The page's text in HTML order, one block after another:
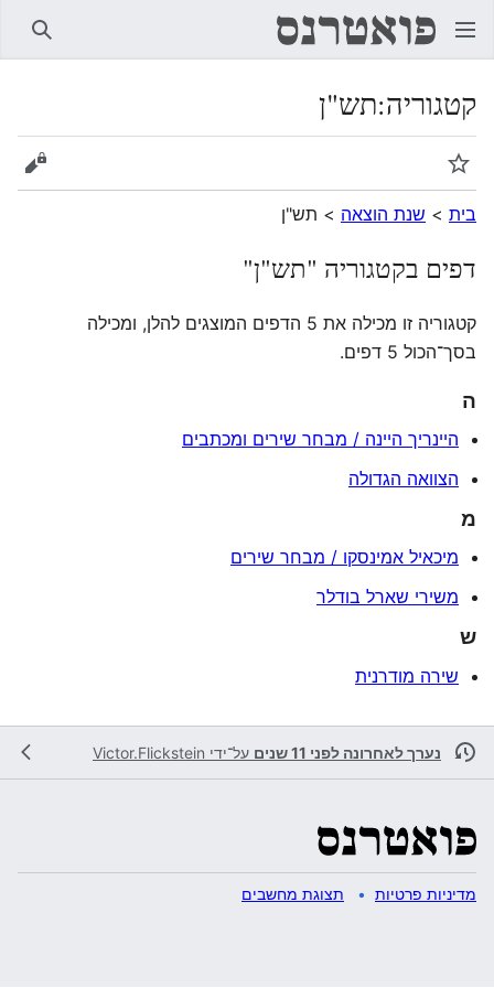
קטגוריה:תש"ן
מעקב
בית > שנת הוצאה > תש"ן
דפים בקטגוריה "תש"ן"
קטגוריה זו מכילה את 5 הדפים המוצגים להלן, ומכילה
בסך־הכול 5 דפים.
ה
היינריך היינה / מבחר שירים ומכתבים
הצוואה הגדולה
מ
מיכאיל אמינסקו / מבחר שירים
משירי שארל בודלר
ש
שירה מודרנית
נערך לאחרונה לפני 11 שנים על־ידי Victor.Flickstein
מדיניות פרטיות תצוגת מחשבים